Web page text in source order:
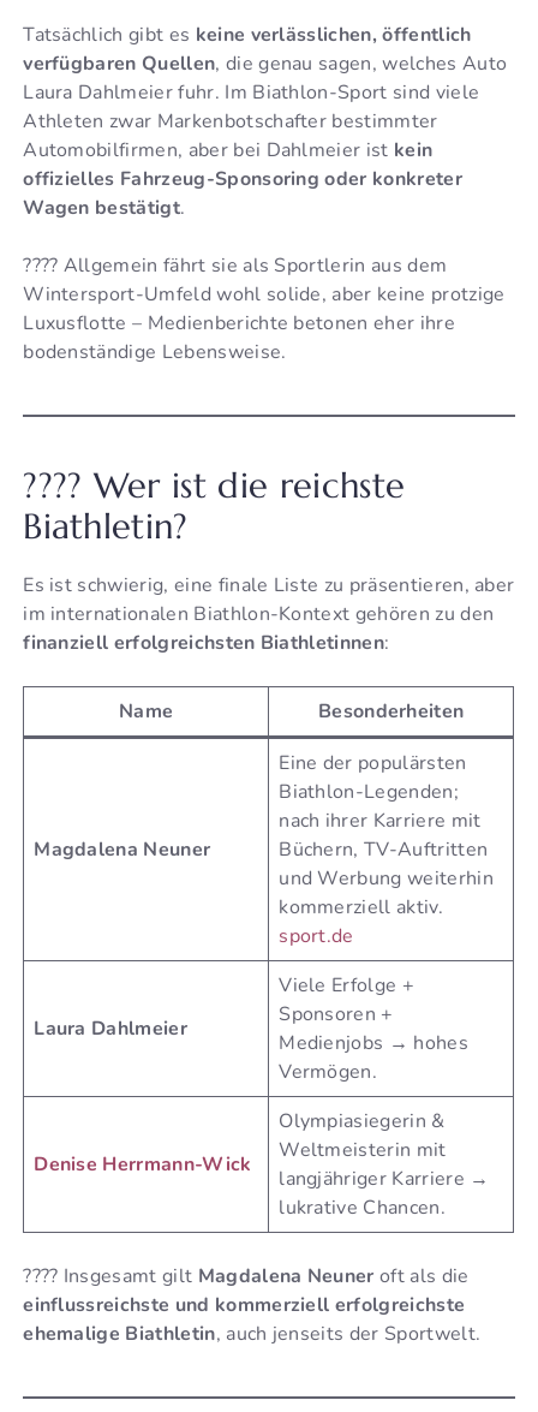
Tatsächlich gibt es keine verlässlichen, öffentlich
verfügbaren Quellen, die genau sagen, welches Auto
Laura Dahlmeier fuhr. Im Biathlon-Sport sind viele
Athleten zwar Markenbotschafter bestimmter
Automobilfirmen, aber bei Dahlmeier ist kein
offizielles Fahrzeug-Sponsoring oder konkreter
Wagen bestätigt.
???? Allgemein fährt sie als Sportlerin aus dem
Wintersport-Umfeld wohl solide, aber keine protzige
Luxusflotte – Medienberichte betonen eher ihre
bodenständige Lebensweise.
???? Wer ist die reichste
Biathletin?
Es ist schwierig, eine finale Liste zu präsentieren, aber
im internationalen Biathlon-Kontext gehören zu den
finanziell erfolgreichsten Biathletinnen:
Name Besonderheiten
Magdalena Neuner
Eine der populärsten
Biathlon-Legenden;
nach ihrer Karriere mit
Büchern, TV-Auftritten
und Werbung weiterhin
kommerziell aktiv.
sport.de
Laura Dahlmeier
Viele Erfolge +
Sponsoren +
Medienjobs → hohes
Vermögen.
Denise Herrmann-Wick
Olympiasiegerin &
Weltmeisterin mit
langjähriger Karriere →
lukrative Chancen.
???? Insgesamt gilt Magdalena Neuner oft als die
einflussreichste und kommerziell erfolgreichste
ehemalige Biathletin, auch jenseits der Sportwelt.